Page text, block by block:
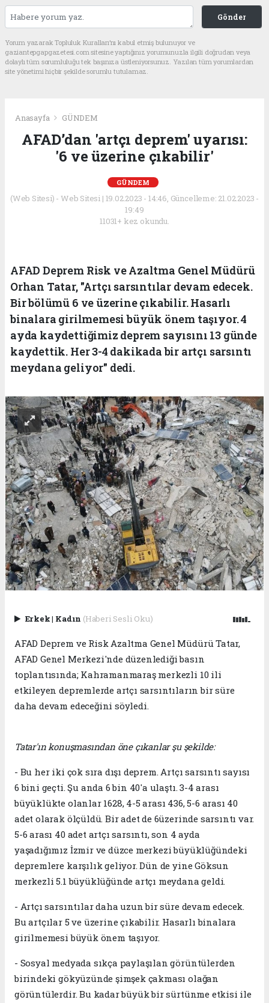
Gönder
Yorum yazarak Topluluk Kuralları’nı kabul etmiş bulunuyor ve
gaziantepgapgazetesi.com sitesine yaptığınız yorumunuzla ilgili doğrudan veya
dolaylı tüm sorumluluğu tek başınıza üstleniyorsunuz. Yazılan tüm yorumlardan
site yönetimi hiçbir şekilde sorumlu tutulamaz.
Anasayfa GÜNDEM
AFAD’dan 'artçı deprem' uyarısı:
'6 ve üzerine çıkabilir'
GÜNDEM
(Web Sitesi) - Web Sitesi | 19.02.2023 - 14:46, Güncelleme: 21.02.2023 -
19:49
11031+ kez okundu.
AFAD Deprem Risk ve Azaltma Genel Müdürü
Orhan Tatar, "Artçı sarsıntılar devam edecek.
Bir bölümü 6 ve üzerine çıkabilir. Hasarlı
binalara girilmemesi büyük önem taşıyor. 4
ayda kaydettiğimiz deprem sayısını 13 günde
kaydettik. Her 3-4 dakikada bir artçı sarsıntı
meydana geliyor" dedi.
Erkek| Kadın (Haberi Sesli Oku)
AFAD Deprem ve Risk Azaltma Genel Müdürü Tatar,
AFAD Genel Merkezi'nde düzenlediği basın
toplantısında; Kahramanmaraş merkezli 10 ili
etkileyen depremlerde artçı sarsıntıların bir süre
daha devam edeceğini söyledi.
Tatar'ın konuşmasından öne çıkanlar şu şekilde:
- Bu her iki çok sıra dışı deprem. Artçı sarsıntı sayısı
6 bini geçti. Şu anda 6 bin 40'a ulaştı. 3-4 arası
büyüklükte olanlar 1628, 4-5 arası 436, 5-6 arası 40
adet olarak ölçüldü. Bir adet de 6üzerinde sarsıntı var.
5-6 arası 40 adet artçı sarsıntı, son 4 ayda
yaşadığımız İzmir ve düzce merkezi büyüklüğündeki
depremlere karşılık geliyor. Dün de yine Göksun
merkezli 5.1 büyüklüğünde artçı meydana geldi.
- Artçı sarsıntılar daha uzun bir süre devam edecek.
Bu artçılar 5 ve üzerine çıkabilir. Hasarlı binalara
girilmemesi büyük önem taşıyor.
- Sosyal medyada sıkça paylaşılan görüntülerden
birindeki gökyüzünde şimşek çakması olağan
görüntülerdir. Bu kadar büyük bir sürtünme etkisi ile